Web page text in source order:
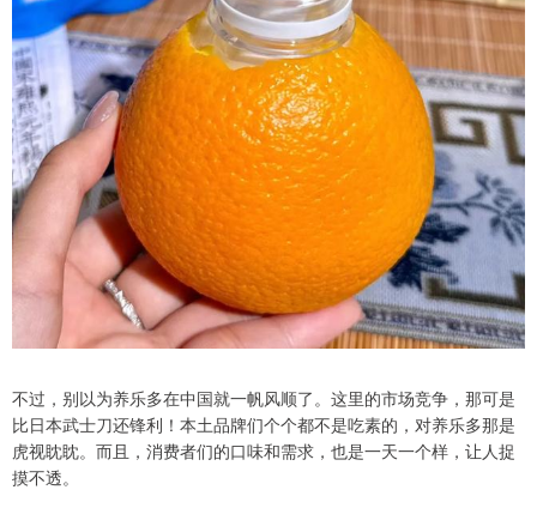
不过，别以为养乐多在中国就一帆风顺了。这里的市场竞争，那可是
比日本武士刀还锋利！本土品牌们个个都不是吃素的，对养乐多那是
虎视眈眈。而且，消费者们的口味和需求，也是一天一个样，让人捉
摸不透。